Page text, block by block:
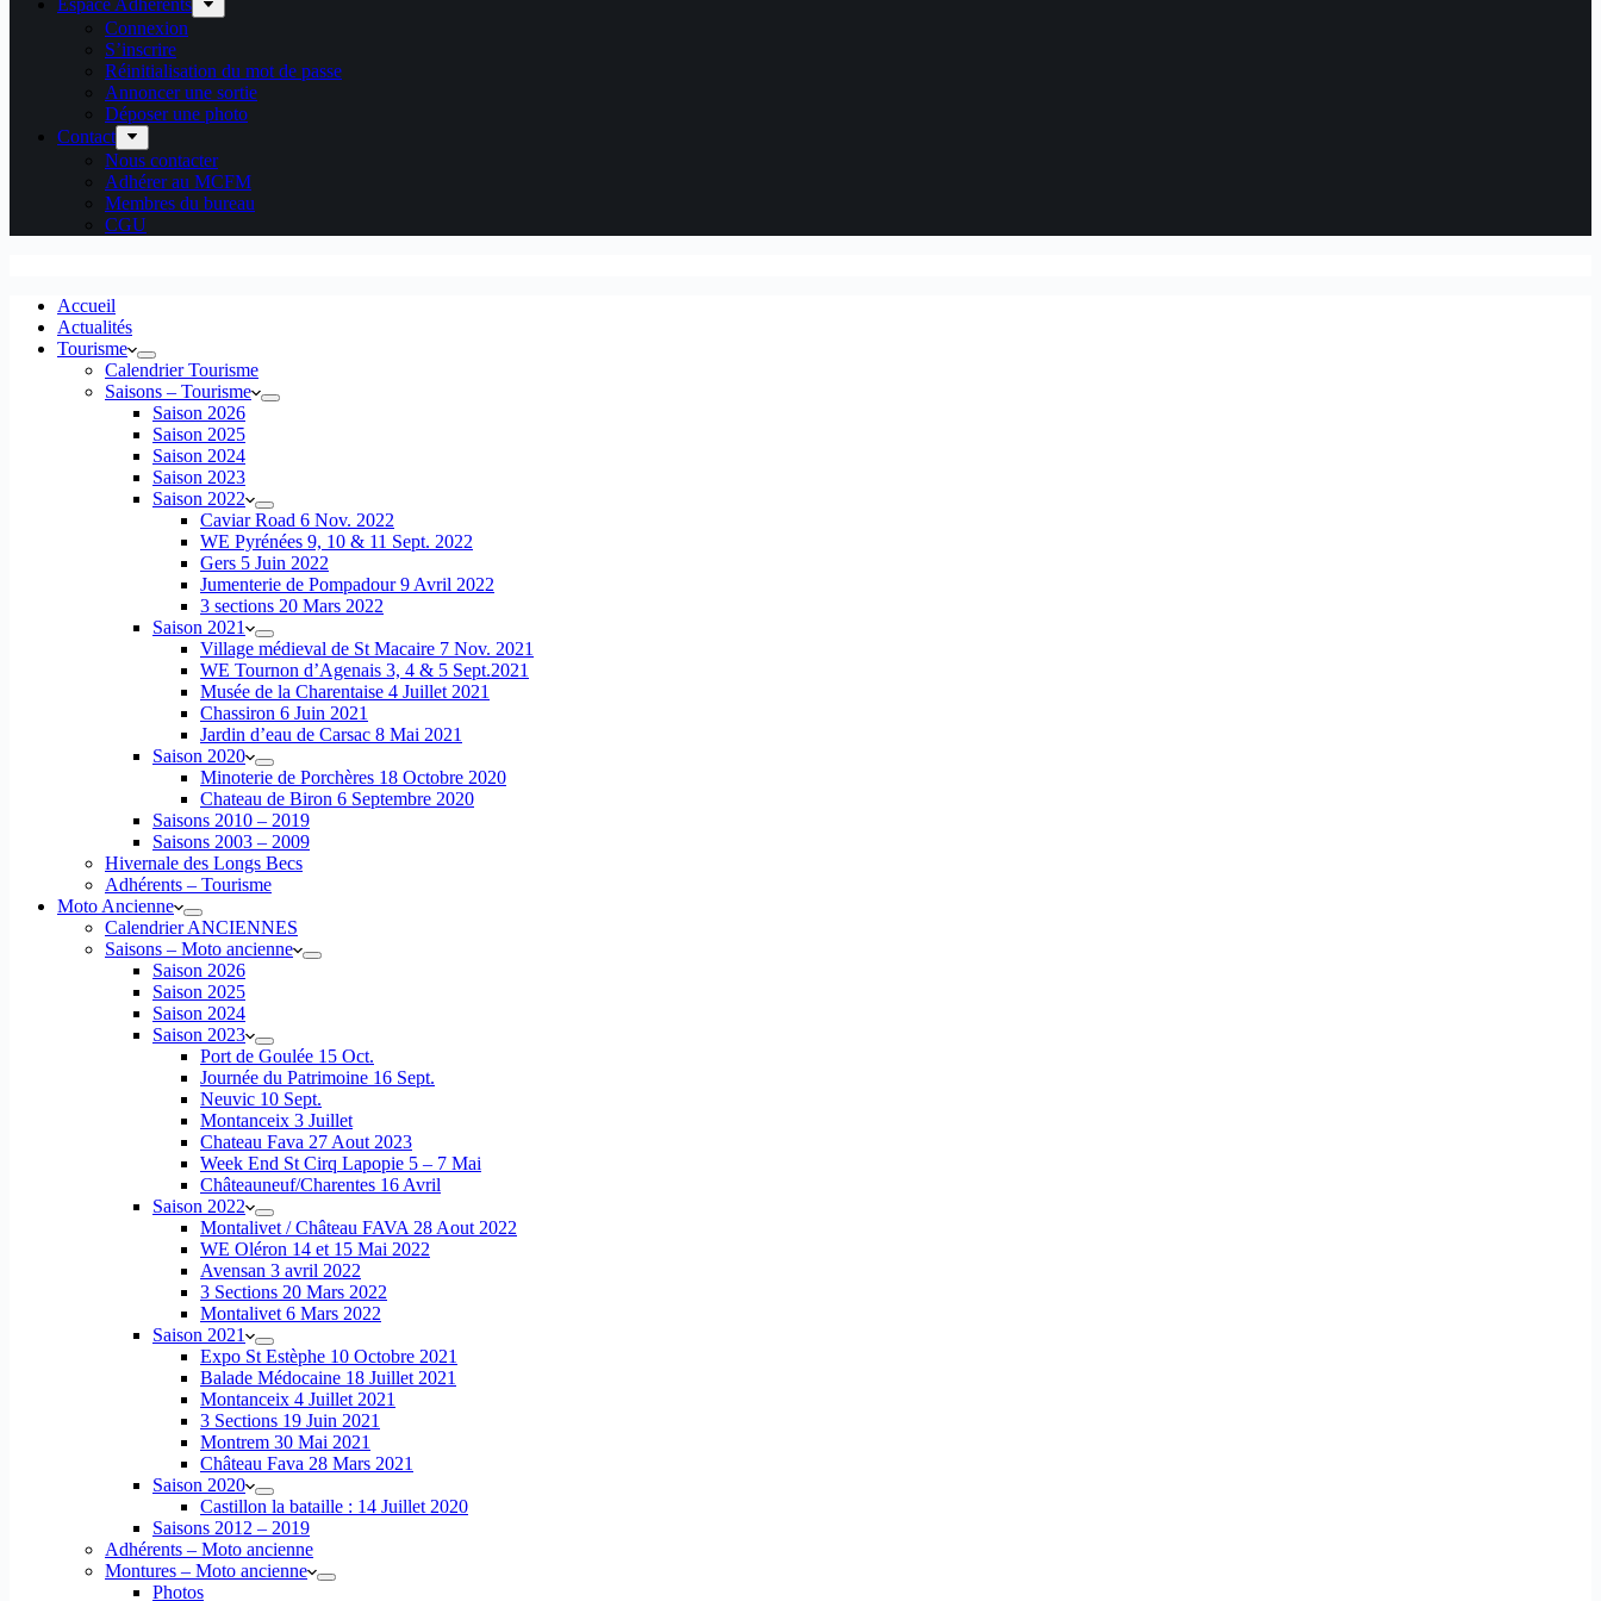
Espace Adhérents
Connexion
S’inscrire
Réinitialisation du mot de passe
Annoncer une sortie
Déposer une photo
Contact
Nous contacter
Adhérer au MCFM
Membres du bureau
CGU
Accueil
Actualités
Tourisme
Calendrier Tourisme
Saisons – Tourisme
Saison 2026
Saison 2025
Saison 2024
Saison 2023
Saison 2022
Caviar Road 6 Nov. 2022
WE Pyrénées 9, 10 & 11 Sept. 2022
Gers 5 Juin 2022
Jumenterie de Pompadour 9 Avril 2022
3 sections 20 Mars 2022
Saison 2021
Village médieval de St Macaire 7 Nov. 2021
WE Tournon d’Agenais 3, 4 & 5 Sept.2021
Musée de la Charentaise 4 Juillet 2021
Chassiron 6 Juin 2021
Jardin d’eau de Carsac 8 Mai 2021
Saison 2020
Minoterie de Porchères 18 Octobre 2020
Chateau de Biron 6 Septembre 2020
Saisons 2010 – 2019
Saisons 2003 – 2009
Hivernale des Longs Becs
Adhérents – Tourisme
Moto Ancienne
Calendrier ANCIENNES
Saisons – Moto ancienne
Saison 2026
Saison 2025
Saison 2024
Saison 2023
Port de Goulée 15 Oct.
Journée du Patrimoine 16 Sept.
Neuvic 10 Sept.
Montanceix 3 Juillet
Chateau Fava 27 Aout 2023
Week End St Cirq Lapopie 5 – 7 Mai
Châteauneuf/Charentes 16 Avril
Saison 2022
Montalivet / Château FAVA 28 Aout 2022
WE Oléron 14 et 15 Mai 2022
Avensan 3 avril 2022
3 Sections 20 Mars 2022
Montalivet 6 Mars 2022
Saison 2021
Expo St Estèphe 10 Octobre 2021
Balade Médocaine 18 Juillet 2021
Montanceix 4 Juillet 2021
3 Sections 19 Juin 2021
Montrem 30 Mai 2021
Château Fava 28 Mars 2021
Saison 2020
Castillon la bataille : 14 Juillet 2020
Saisons 2012 – 2019
Adhérents – Moto ancienne
Montures – Moto ancienne
Photos